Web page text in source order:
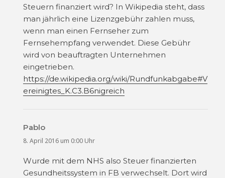
Steuern finanziert wird? In Wikipedia steht, dass
man jährlich eine Lizenzgebühr zahlen muss,
wenn man einen Fernseher zum
Fernsehempfang verwendet. Diese Gebühr
wird von beauftragten Unternehmen
eingetrieben.
https://de.wikipedia.org/wiki/Rundfunkabgabe#V
ereinigtes_K.C3.B6nigreich
Pablo
8. April 2016 um 0:00 Uhr
Wurde mit dem NHS also Steuer finanzierten
Gesundheitssystem in FB verwechselt. Dort wird